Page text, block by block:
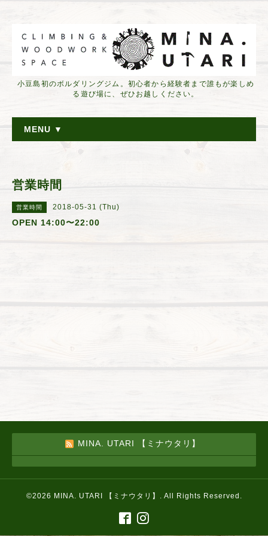
小豆島初のボルダリングジム。初心者から経験者まで誰もが楽しめ
る遊び場に、ぜひお越しください。
MENU ▼
営業時間
営業時間 2018-05-31 (Thu)
OPEN 14:00〜22:00
MINA. UTARI 【ミナウタリ】
©2026 MINA. UTARI 【ミナウタリ】 . All Rights Reserved.